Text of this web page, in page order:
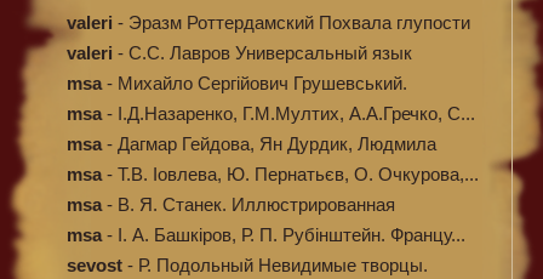
valeri - Эразм Роттердамский Похвала глупости
valeri - C.С. Лавров Универсальный язык
программи...
msa - Михайло Сергійович Грушевський.
Ілюстров...
msa - І.Д.Назаренко, Г.М.Мултих, А.А.Гречко, С...
msa - Дагмар Гейдова, Ян Дурдик, Людмила
Кибал...
msa - Т.В. Іовлева, Ю. Пернатьєв, О. Очкурова,...
msa - В. Я. Станек. Иллюстрированная
энциклопе...
msa - І. А. Башкіров, Р. П. Рубінштейн. Францу...
sevost - Р. Подольный Невидимые творцы.